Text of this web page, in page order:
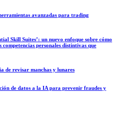
avanzadas para trading
Skill Suites’: un nuevo enfoque sobre cómo
personales distintivas que
de revisar manchas y lunares
de datos a la IA para prevenir fraudes y